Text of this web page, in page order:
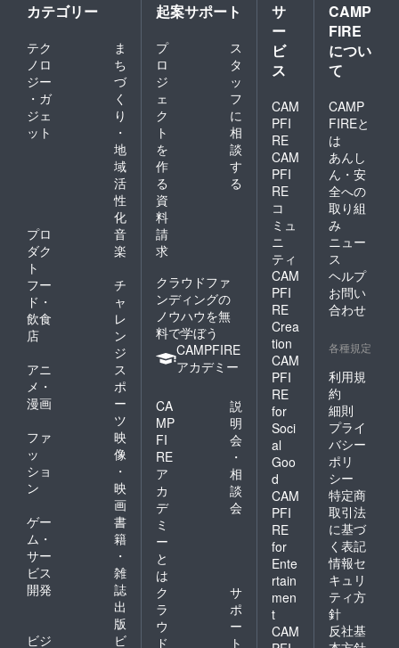
カテゴリー
テク
ノロ
ジー
・ガ
ジェ
ット
ま
ち
づ
く
り
・
地
域
活
性
化
プロ
ダク
ト
音
楽
フー
ド・
飲食
店
チ
ャ
レ
ン
ジ
アニ
メ・
漫画
ス
ポ
ー
ツ
ファ
ッ
ショ
ン
映
像
・
映
画
ゲー
ム・
サー
ビス
開発
書
籍
・
雑
誌
出
版
ビジ
ビ
起案サポート
プ
ロ
ジ
ェ
ク
ト
を
作
る
ス
タ
ッ
フ
に
相
談
す
る
資
料
請
求
クラウドファ
ンディングの
ノウハウを無
料で学ぼう
CAMPFIRE
アカデミー
CA
MP
FI
RE
ア
カ
デ
ミ
ー
と
は
説
明
会
・
相
談
会
ク
ラ
ウ
ド
サ
ポ
ー
ト
サ
ー
ビ
ス
CAM
PFI
RE
CAM
PFI
RE
コ
ミュ
ニ
ティ
CAM
PFI
RE
Crea
tion
CAM
PFI
RE
for
Soci
al
Goo
d
CAM
PFI
RE
for
Ente
rtain
men
t
CAM
CAMP
FIRE
につい
て
CAMP
FIREと
は
あんし
ん・安
全への
取り組
み
ニュー
ス
ヘルプ
お問い
合わせ
各種規定
利用規
約
細則
プライ
バシー
ポリ
シー
特定商
取引法
に基づ
く表記
情報セ
キュリ
ティ方
針
反社基